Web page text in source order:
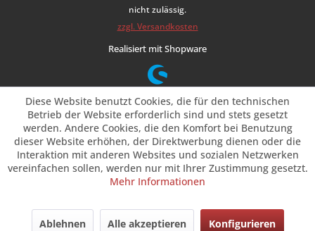
nicht zulässig.
zzgl. Versandkosten
Realisiert mit Shopware
Diese Website benutzt Cookies, die für den technischen
Betrieb der Website erforderlich sind und stets gesetzt
werden. Andere Cookies, die den Komfort bei Benutzung
dieser Website erhöhen, der Direktwerbung dienen oder die
Interaktion mit anderen Websites und sozialen Netzwerken
vereinfachen sollen, werden nur mit Ihrer Zustimmung gesetzt.
Mehr Informationen
Ablehnen Alle akzeptieren Konfigurieren